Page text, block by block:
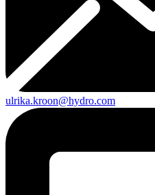
ulrika.kroon@hydro.com